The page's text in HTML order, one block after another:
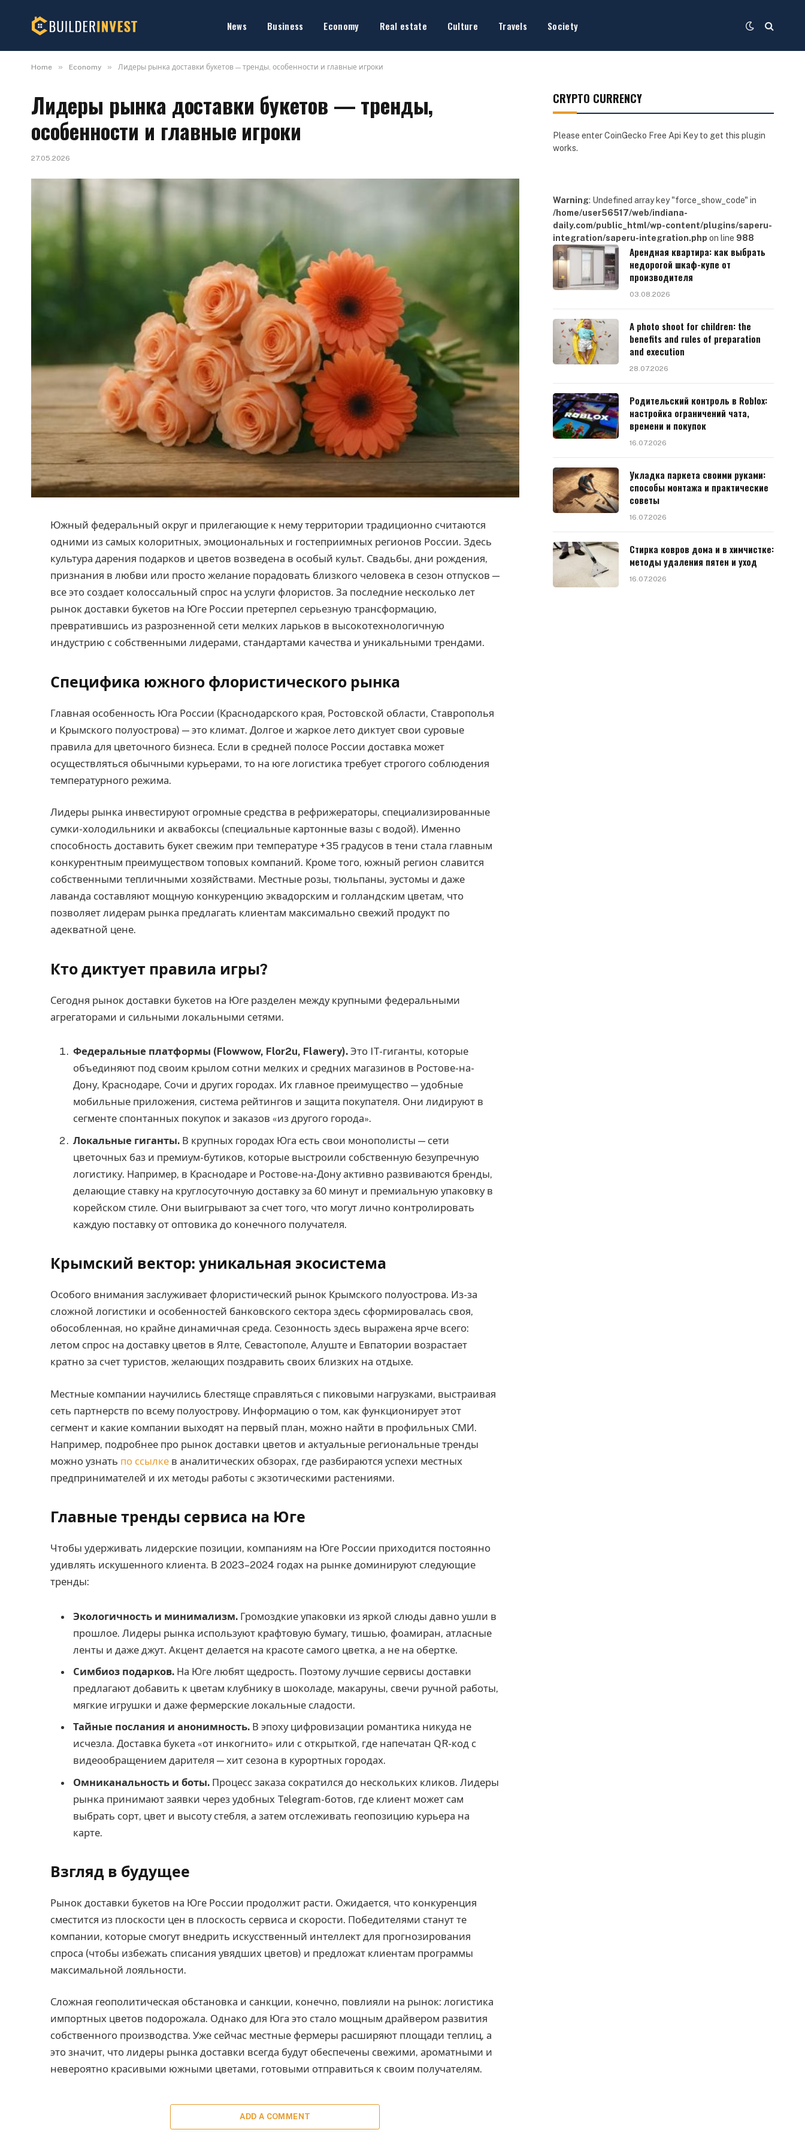
News Business Economy Real estate Culture Travels Society
Home » Economy » Лидеры рынка доставки букетов — тренды, особенности и главные игроки
Лидеры рынка доставки букетов — тренды,
особенности и главные игроки
27.05.2026
Южный федеральный округ и прилегающие к нему территории традиционно считаются
одними из самых колоритных, эмоциональных и гостеприимных регионов России. Здесь
культура дарения подарков и цветов возведена в особый культ. Свадьбы, дни рождения,
признания в любви или просто желание порадовать близкого человека в сезон отпусков —
все это создает колоссальный спрос на услуги флористов. За последние несколько лет
рынок доставки букетов на Юге России претерпел серьезную трансформацию,
превратившись из разрозненной сети мелких ларьков в высокотехнологичную
индустрию с собственными лидерами, стандартами качества и уникальными трендами.
Специфика южного флористического рынка
Главная особенность Юга России (Краснодарского края, Ростовской области, Ставрополья
и Крымского полуострова) — это климат. Долгое и жаркое лето диктует свои суровые
правила для цветочного бизнеса. Если в средней полосе России доставка может
осуществляться обычными курьерами, то на юге логистика требует строгого соблюдения
температурного режима.
Лидеры рынка инвестируют огромные средства в рефрижераторы, специализированные
сумки-холодильники и аквабоксы (специальные картонные вазы с водой). Именно
способность доставить букет свежим при температуре +35 градусов в тени стала главным
конкурентным преимуществом топовых компаний. Кроме того, южный регион славится
собственными тепличными хозяйствами. Местные розы, тюльпаны, эустомы и даже
лаванда составляют мощную конкуренцию эквадорским и голландским цветам, что
позволяет лидерам рынка предлагать клиентам максимально свежий продукт по
адекватной цене.
Кто диктует правила игры?
Сегодня рынок доставки букетов на Юге разделен между крупными федеральными
агрегаторами и сильными локальными сетями.
Федеральные платформы (Flowwow, Flor2u, Flawery). Это IT-гиганты, которые
объединяют под своим крылом сотни мелких и средних магазинов в Ростове-на-
Дону, Краснодаре, Сочи и других городах. Их главное преимущество — удобные
мобильные приложения, система рейтингов и защита покупателя. Они лидируют в
сегменте спонтанных покупок и заказов «из другого города».
Локальные гиганты. В крупных городах Юга есть свои монополисты — сети
цветочных баз и премиум-бутиков, которые выстроили собственную безупречную
логистику. Например, в Краснодаре и Ростове-на-Дону активно развиваются бренды,
делающие ставку на круглосуточную доставку за 60 минут и премиальную упаковку в
корейском стиле. Они выигрывают за счет того, что могут лично контролировать
каждую поставку от оптовика до конечного получателя.
Крымский вектор: уникальная экосистема
Особого внимания заслуживает флористический рынок Крымского полуострова. Из-за
сложной логистики и особенностей банковского сектора здесь сформировалась своя,
обособленная, но крайне динамичная среда. Сезонность здесь выражена ярче всего:
летом спрос на доставку цветов в Ялте, Севастополе, Алуште и Евпатории возрастает
кратно за счет туристов, желающих поздравить своих близких на отдыхе.
Местные компании научились блестяще справляться с пиковыми нагрузками, выстраивая
сеть партнерств по всему полуострову. Информацию о том, как функционирует этот
сегмент и какие компании выходят на первый план, можно найти в профильных СМИ.
Например, подробнее про рынок доставки цветов и актуальные региональные тренды
можно узнать по ссылке в аналитических обзорах, где разбираются успехи местных
предпринимателей и их методы работы с экзотическими растениями.
Главные тренды сервиса на Юге
Чтобы удерживать лидерские позиции, компаниям на Юге России приходится постоянно
удивлять искушенного клиента. В 2023–2024 годах на рынке доминируют следующие
тренды:
Экологичность и минимализм. Громоздкие упаковки из яркой слюды давно ушли в
прошлое. Лидеры рынка используют крафтовую бумагу, тишью, фоамиран, атласные
ленты и даже джут. Акцент делается на красоте самого цветка, а не на обертке.
Симбиоз подарков. На Юге любят щедрость. Поэтому лучшие сервисы доставки
предлагают добавить к цветам клубнику в шоколаде, макаруны, свечи ручной работы,
мягкие игрушки и даже фермерские локальные сладости.
Тайные послания и анонимность. В эпоху цифровизации романтика никуда не
исчезла. Доставка букета «от инкогнито» или с открыткой, где напечатан QR-код с
видеообращением дарителя — хит сезона в курортных городах.
Омниканальность и боты. Процесс заказа сократился до нескольких кликов. Лидеры
рынка принимают заявки через удобных Telegram-ботов, где клиент может сам
выбрать сорт, цвет и высоту стебля, а затем отслеживать геопозицию курьера на
карте.
Взгляд в будущее
Рынок доставки букетов на Юге России продолжит расти. Ожидается, что конкуренция
сместится из плоскости цен в плоскость сервиса и скорости. Победителями станут те
компании, которые смогут внедрить искусственный интеллект для прогнозирования
спроса (чтобы избежать списания увядших цветов) и предложат клиентам программы
максимальной лояльности.
Сложная геополитическая обстановка и санкции, конечно, повлияли на рынок: логистика
импортных цветов подорожала. Однако для Юга это стало мощным драйвером развития
собственного производства. Уже сейчас местные фермеры расширяют площади теплиц, а
это значит, что лидеры рынка доставки всегда будут обеспечены свежими, ароматными и
невероятно красивыми южными цветами, готовыми отправиться к своим получателям.
ADD A COMMENT
CRYPTO CURRENCY
Please enter CoinGecko Free Api Key to get this plugin
works.
Warning: Undefined array key "force_show_code" in
/home/user56517/web/indiana-
daily.com/public_html/wp-content/plugins/saperu-
integration/saperu-integration.php on line 988
Арендная квартира: как выбрать
недорогой шкаф-купе от
производителя
03.08.2026
A photo shoot for children: the
benefits and rules of preparation
and execution
28.07.2026
Родительский контроль в Roblox:
настройка ограничений чата,
времени и покупок
16.07.2026
Укладка паркета своими руками:
способы монтажа и практические
советы
16.07.2026
Стирка ковров дома и в химчистке:
методы удаления пятен и уход
16.07.2026